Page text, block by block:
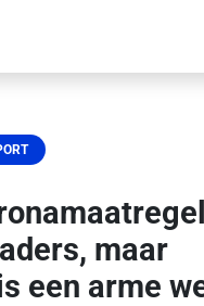
maar
een arme